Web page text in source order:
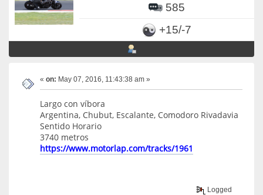
585
+15/-7
« on: May 07, 2016, 11:43:38 am »
Largo con víbora
Argentina, Chubut, Escalante, Comodoro Rivadavia
Sentido Horario
3740 metros
https://www.motorlap.com/tracks/1961
Logged